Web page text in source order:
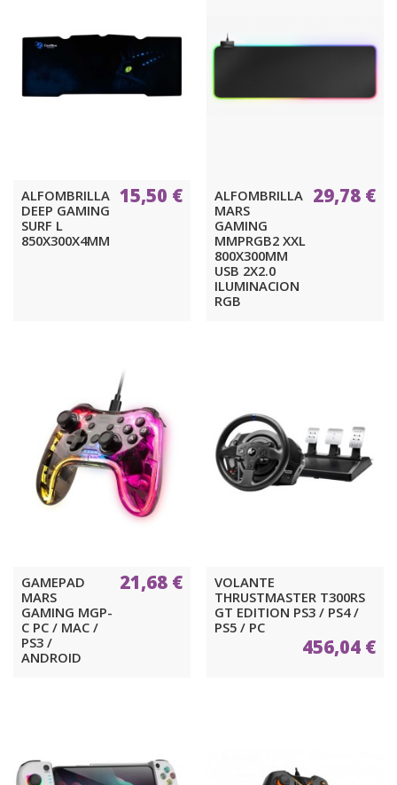
ALFOMBRILLA
DEEP GAMING
SURF L
850X300X4MM
15,50 €
ALFOMBRILLA
MARS
GAMING
MMPRGB2 XXL
800X300MM
USB 2X2.0
ILUMINACION
RGB
29,78 €
GAMEPAD
MARS
GAMING MGP-
C PC / MAC /
PS3 /
ANDROID
21,68 €
VOLANTE
THRUSTMASTER T300RS
GT EDITION PS3 / PS4 /
PS5 / PC
456,04 €